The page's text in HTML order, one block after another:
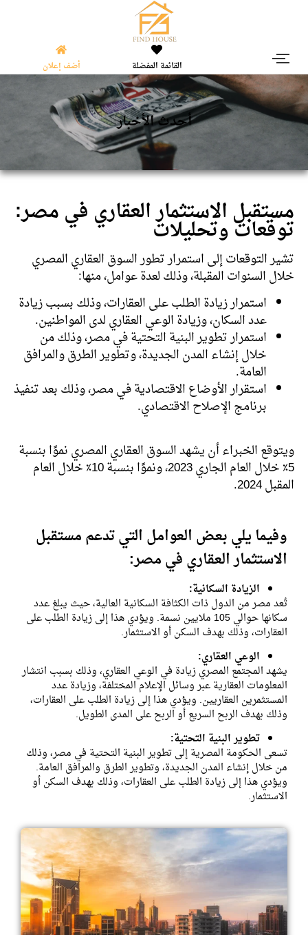
القائمة المفضلة أضف إعلان
أحدث الأخبار
مستقبل الاستثمار العقاري في مصر:
توقعات وتحليلات
تشير التوقعات إلى استمرار تطور السوق العقاري المصري
خلال السنوات المقبلة، وذلك لعدة عوامل، منها:
استمرار زيادة الطلب على العقارات، وذلك بسبب زيادة
عدد السكان، وزيادة الوعي العقاري لدى المواطنين.
استمرار تطوير البنية التحتية في مصر، وذلك من
خلال إنشاء المدن الجديدة، وتطوير الطرق والمرافق
العامة.
استقرار الأوضاع الاقتصادية في مصر، وذلك بعد تنفيذ
برنامج الإصلاح الاقتصادي.
ويتوقع الخبراء أن يشهد السوق العقاري المصري نموًا بنسبة
5٪ خلال العام الجاري 2023، ونموًا بنسبة 10٪ خلال العام
المقبل 2024.
وفيما يلي بعض العوامل التي تدعم مستقبل
الاستثمار العقاري في مصر:
الزيادة السكانية:
تُعد مصر من الدول ذات الكثافة السكانية العالية، حيث يبلغ عدد
سكانها حوالي 105 ملايين نسمة. ويؤدي هذا إلى زيادة الطلب على
العقارات، وذلك بهدف السكن أو الاستثمار.
الوعي العقاري:
يشهد المجتمع المصري زيادة في الوعي العقاري، وذلك بسبب انتشار
المعلومات العقارية عبر وسائل الإعلام المختلفة، وزيادة عدد
المستثمرين العقاريين. ويؤدي هذا إلى زيادة الطلب على العقارات،
وذلك بهدف الربح السريع أو الربح على المدى الطويل.
تطوير البنية التحتية:
تسعى الحكومة المصرية إلى تطوير البنية التحتية في مصر، وذلك
من خلال إنشاء المدن الجديدة، وتطوير الطرق والمرافق العامة.
ويؤدي هذا إلى زيادة الطلب على العقارات، وذلك بهدف السكن أو
الاستثمار.